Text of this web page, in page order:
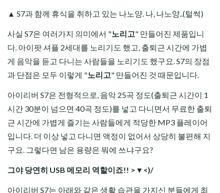
▲ S7과 함께 휴식을 취하고 있는 나노양. 나, 나노양..(털썩)
사실 S7은 여러가지 의미에서 "노리고" 만들어진 제품입니
다. 아이팟 셔플 2세대를 노리기도 했고, 출퇴근 시간에 가볍
게 음악을 듣고 다니는 사람들을 노리기도 했구요. S7의 장점
과 단점은 모두 이렇게 "노리고" 만들어진 것 때문입니다.
아이리버 S7은 전형적으로, 음악 25곡 정도(출퇴근 시간이 1
시간 30분이 넘으면 40곡 정도)를 넣고 다니면서 무료한 출퇴
근 시간에 가볍게 즐기는 사람들에게 적당한 MP3 플레이어
입니다. 더 이상 넣고 다니면 액정이 없어서 상당히 불편해 지
구요. 그렇다면 남은 용량은 뭐에 쓰냐구요?
그야 당연히 USB 메모리 역할이죠!! >▼<)/
아이리버 S7는 아래와 같은 생활 습관을 가지신 분들에게 최